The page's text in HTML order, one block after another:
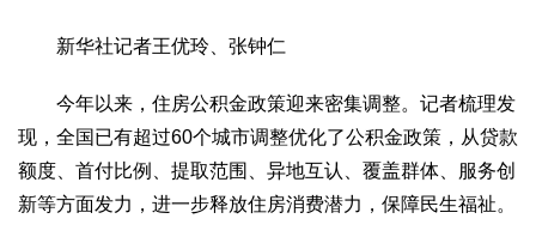
文化
中华文化 核心价值 文化产业 文化事业
艺术百家
文化观察
智海钩沉
社会
社会治理 社会保障 城乡发展 民生建设
新华社记者王优玲、张钟仁
今年以来，住房公积金政策迎来密集调整。记者梳理发
现，全国已有超过60个城市调整优化了公积金政策，从贷款
额度、首付比例、提取范围、异地互认、覆盖群体、服务创
新等方面发力，进一步释放住房消费潜力，保障民生福祉。